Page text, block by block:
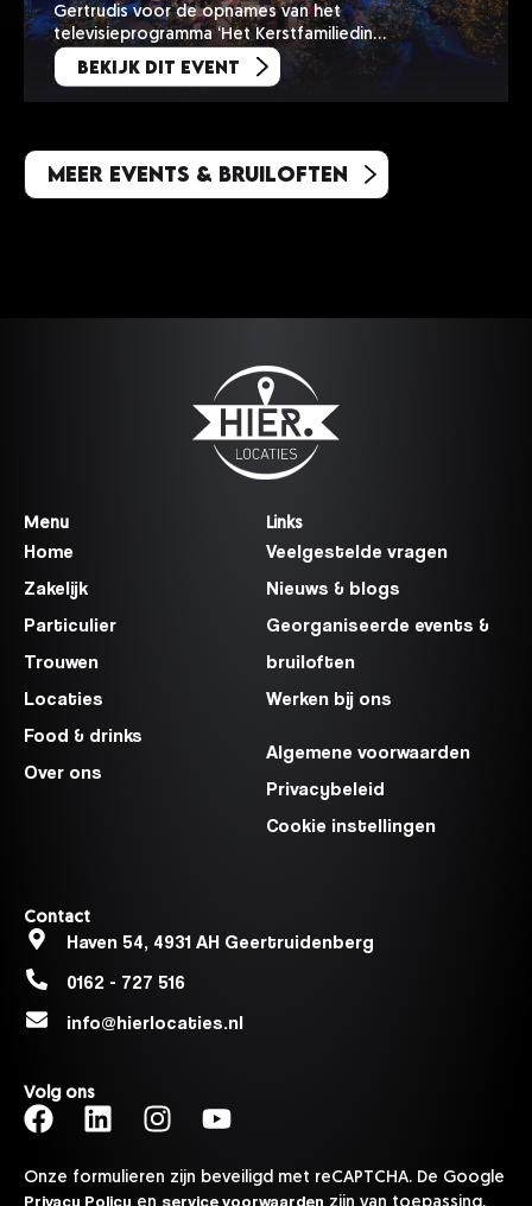
Gertrudis voor de opnames van het
televisieprogramma ‘Het Kerstfamiliedin…
Bekijk dit event
Meer events & bruiloften
Menu
Home
Zakelijk
Particulier
Trouwen
Locaties
Food & drinks
Over ons
Links
Veelgestelde vragen
Nieuws & blogs
Georganiseerde events &
bruiloften
Werken bij ons
Algemene voorwaarden
Privacybeleid
Cookie instellingen
Contact
Haven 54, 4931 AH Geertruidenberg
0162 - 727 516
info@hierlocaties.nl
Volg ons
Onze formulieren zijn beveiligd met reCAPTCHA. De Google
Privacy Policy service voorwaarden